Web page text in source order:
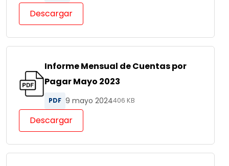
Descargar
Informe Mensual de Cuentas por
Pagar Mayo 2023
PDF 9 mayo 2024406 KB
Descargar